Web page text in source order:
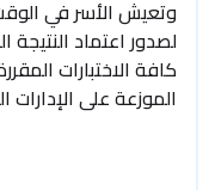
وتعيش الأسر في
لصدور اعتماد
كافة الاختبارات
الموزعة على